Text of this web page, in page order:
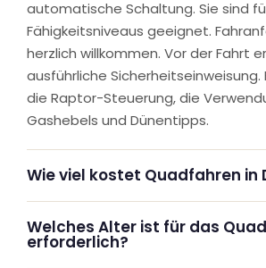
automatische Schaltung. Sie sind
Fähigkeitsniveaus geeignet.
herzlich willkommen. Vor der Fahrt
ausführliche Sicherheitseinweisung.
die Raptor-Steuerung, die
Gashebels und Dünentipps.
Wie viel kostet Quadfahren in
Welches Alter ist für das
erforderlich?